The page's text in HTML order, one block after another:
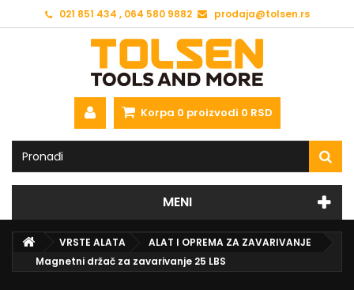
021 851 434 , 064 580 9882 prodaja@tolsen.rs
Korpa 0 proizvodi 0 RSD
MENI
VRSTE ALATA
ALAT I OPREMA ZA ZAVARIVANJE
Magnetni držač za zavarivanje 25 LBS